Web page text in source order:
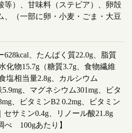
等）、甘味料（ステビア）、卵殻
、（一部に卵・小麦・ごま・大豆
628kcal、たんぱく質22.0g、脂質
化物15.7g（糖質3.7g、食物繊維
塩相当量2.8g、カルシウム
5.9mg、マグネシウム301mg、ビタ
、ビタミンB2 0.2mg、ビタミン
セサミン0.4g、リノール酸21.8g
べ 100gあたり】